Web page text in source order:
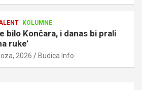
KOLUMNE
bilo Končara, i danas bi prali
ruke’
2026 Budica Info